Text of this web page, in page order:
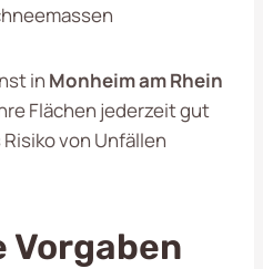
in Monheim am Rhein
Flächen jederzeit gut
von Unfällen
Vorgaben